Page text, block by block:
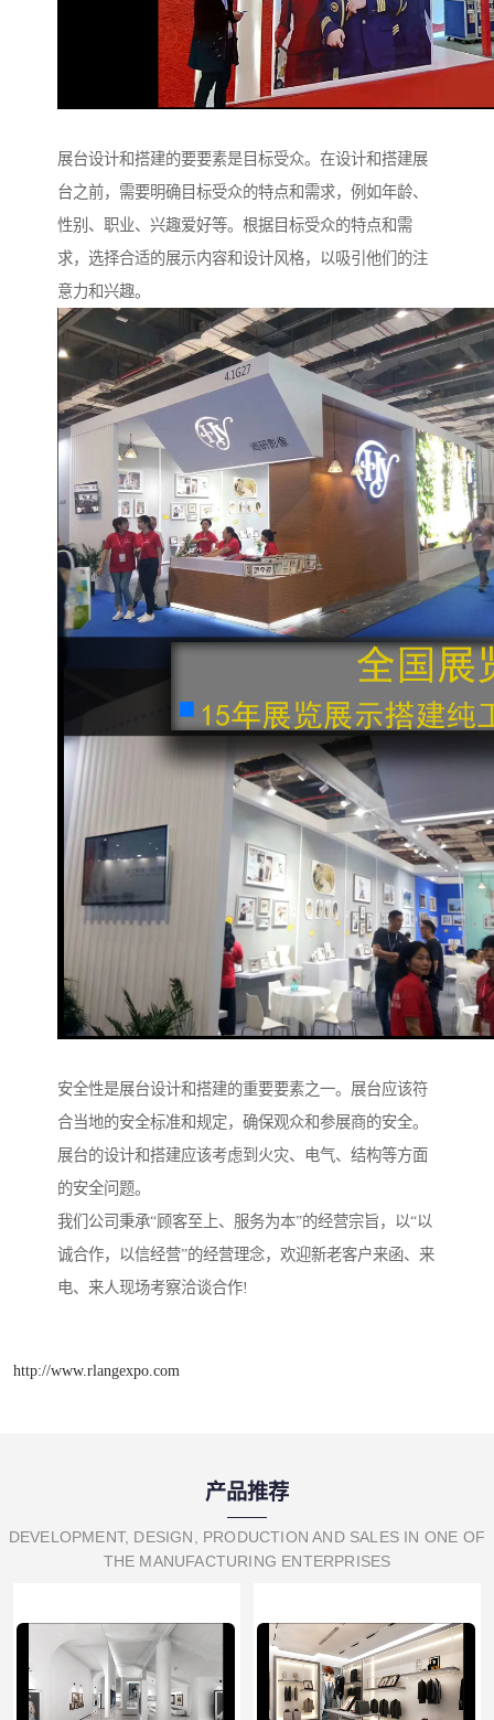
展台设计和搭建的要要素是目标受众。在设计和搭建展
台之前，需要明确目标受众的特点和需求，例如年龄、
性别、职业、兴趣爱好等。根据目标受众的特点和需
求，选择合适的展示内容和设计风格，以吸引他们的注
意力和兴趣。
安全性是展台设计和搭建的重要要素之一。展台应该符
合当地的安全标准和规定，确保观众和参展商的安全。
展台的设计和搭建应该考虑到火灾、电气、结构等方面
的安全问题。
我们公司秉承“顾客至上、服务为本”的经营宗旨，以“以
诚合作，以信经营”的经营理念，欢迎新老客户来函、来
电、来人现场考察洽谈合作!
http://www.rlangexpo.com
产品推荐
DEVELOPMENT, DESIGN, PRODUCTION AND SALES IN ONE OF
THE MANUFACTURING ENTERPRISES